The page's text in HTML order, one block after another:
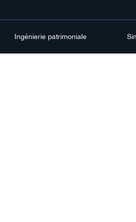
Ingénierie patrimoniale